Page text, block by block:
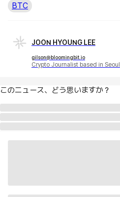
BTC
JOON HYOUNG LEE
gilson@bloomingbit.io
Crypto Journalist based in Seoul
このニュース、どう思いますか？